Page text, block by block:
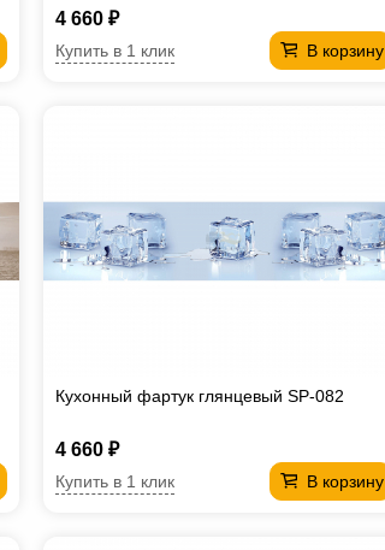
4 660 ₽
В корзину
Купить в 1 клик
Кухонный фартук глянцевый SP-082
4 660 ₽
В корзину
Купить в 1 клик